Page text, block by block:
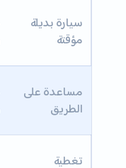
سيارة بديلة
مؤقتة
مساعدة على
الطريق
تغطية